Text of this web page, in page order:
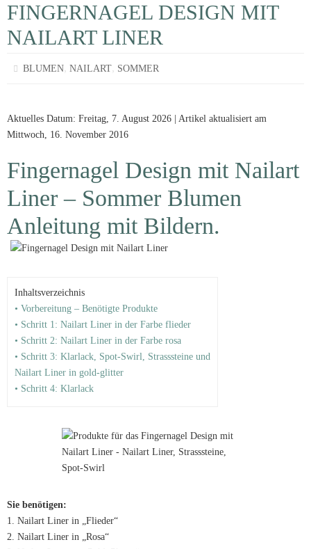
FINGERNAGEL DESIGN MIT
NAILART LINER
BLUMEN,NAILART, SOMMER
Aktuelles Datum: Freitag, 7. August 2026 | Artikel aktualisiert am
Mittwoch, 16. November 2016
Fingernagel Design mit Nailart
Liner – Sommer Blumen
Anleitung mit Bildern.
Inhaltsverzeichnis
• Vorbereitung – Benötigte Produkte
• Schritt 1: Nailart Liner in der Farbe flieder
• Schritt 2: Nailart Liner in der Farbe rosa
• Schritt 3: Klarlack, Spot-Swirl, Strasssteine und
Nailart Liner in gold-glitter
• Schritt 4: Klarlack
Sie benötigen:
1. Nailart Liner in „Flieder“
2. Nailart Liner in „Rosa“